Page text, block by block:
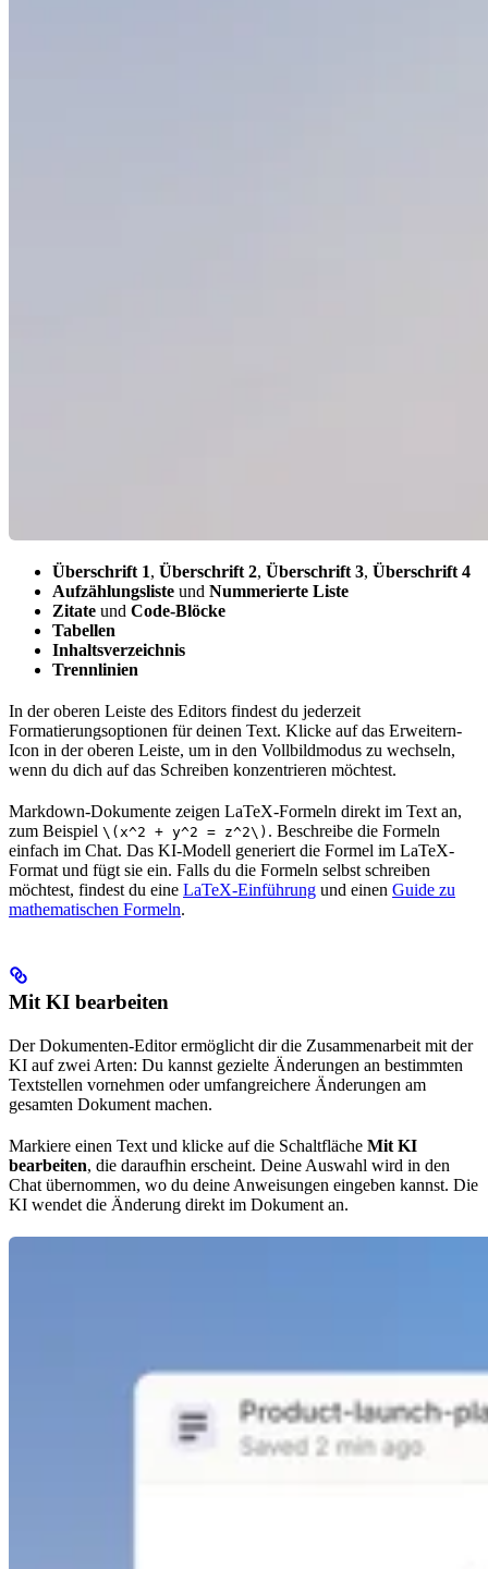
Überschrift 1, Überschrift 2, Überschrift 3, Überschrift 4
Aufzählungsliste und Nummerierte Liste
Zitate und Code-Blöcke
Tabellen
Inhaltsverzeichnis
Trennlinien
In der oberen Leiste des Editors findest du jederzeit
Formatierungsoptionen für deinen Text. Klicke auf das Erweitern-
Icon in der oberen Leiste, um in den Vollbildmodus zu wechseln,
wenn du dich auf das Schreiben konzentrieren möchtest.
Markdown-Dokumente zeigen LaTeX-Formeln direkt im Text an,
zum Beispiel \(x^2 + y^2 = z^2\) . Beschreibe die Formeln
einfach im Chat. Das KI-Modell generiert die Formel im LaTeX-
Format und fügt sie ein. Falls du die Formeln selbst schreiben
möchtest, findest du eine LaTeX-Einführung und einen Guide zu
mathematischen Formeln.
Mit KI bearbeiten
Der Dokumenten-Editor ermöglicht dir die Zusammenarbeit mit der
KI auf zwei Arten: Du kannst gezielte Änderungen an bestimmten
Textstellen vornehmen oder umfangreichere Änderungen am
gesamten Dokument machen.
Markiere einen Text und klicke auf die Schaltfläche Mit KI
bearbeiten, die daraufhin erscheint. Deine Auswahl wird in den
Chat übernommen, wo du deine Anweisungen eingeben kannst. Die
KI wendet die Änderung direkt im Dokument an.